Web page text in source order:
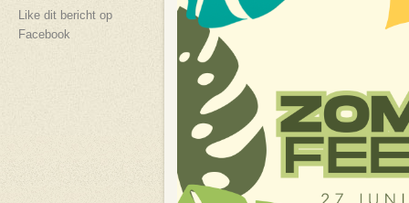
Like dit bericht op
Facebook